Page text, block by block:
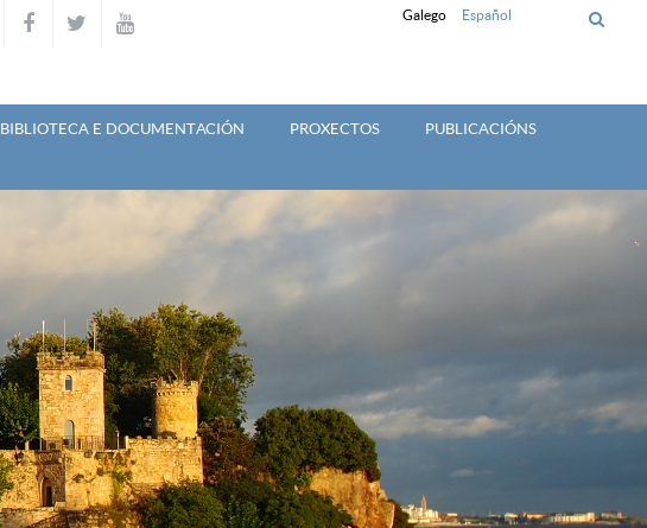
Galego Español
BIBLIOTECA E DOCUMENTACIÓN PROXECTOS
PUBLICACIÓNS